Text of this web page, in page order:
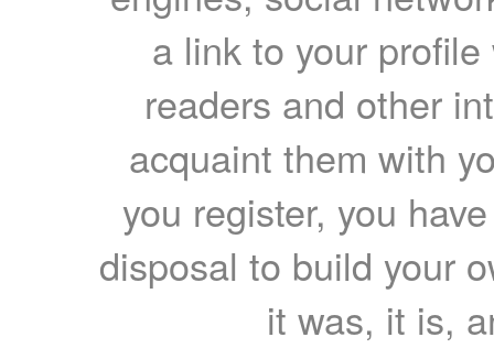
a link to your
readers and other
acquaint them with
you register, you
disposal to build your
it was, it is,